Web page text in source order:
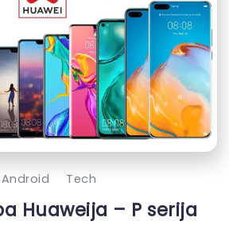
Android Tech
Huaweija – P serija